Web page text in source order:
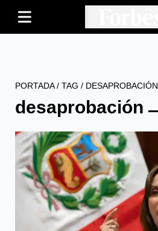
PORTADA/ TAG / DESAPROBACIÓN
desaprobación